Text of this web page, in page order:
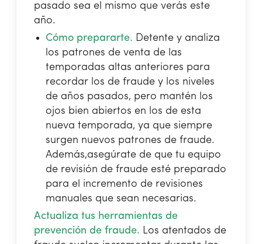
pasado sea el mismo que verás este
año.
Cómo prepararte. Detente y analiza
los patrones de venta de las
temporadas altas anteriores para
recordar los de fraude y los niveles
de años pasados, pero mantén los
ojos bien abiertos en los de esta
nueva temporada, ya que siempre
surgen nuevos patrones de fraude.
Además,asegúrate de que tu equipo
de revisión de fraude esté preparado
para el incremento de revisiones
manuales que sean necesarias.
Actualiza tus herramientas de
prevención de fraude. Los atentados de